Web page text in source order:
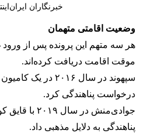
خبرنگاران
وضعیت اقامتی متهمان
هر سه متهم این پرونده پس از ورود
موقت اقامت دریافت کرده‌اند.
سپهوند در سال ۲۰۱۶
درخواست پناهندگی کرد.
جوادی‌منش در
پناهندگی به دلایل مذهبی داد.